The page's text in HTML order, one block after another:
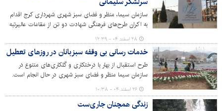
سازمان سیما، منظر و فضای سبز شهری شهرداری کرج اقدام
به اکران طرح‌های فرهنگی شهادت دو تن از مقامات عالیرتبه
امنیتی کشور شهیدان لاریجانی و سرلشکر سلیمانی (رحمة الله
علیهما) دبیر فقید شورای امنیت ملی و رئیس فقید سازمان
بسیج مستضعفین در شهر کرج کرده است.
۲۸ اسفند ۰۴ - ۱۲:۳۹
خدمات رسانی بی وقفه سبزبانان در روزهای تعطیل
طرح استقبال از بهار با درختکاری و گلکاری‌های متنوع در
سازمان سیما منظر و فضای سبز شهری در حال انجام است.
تیم‌های سبزبان در این پروژه عظیم شهری، با حفظ نظم و
کارایی بدون هیچ وقفه‌ای به انجام وظایف خود ادامه داده‌اند
و روند خدمات‌رسانی در این ایام متوقف نشده است.
۲۶ اسفند ۰۴ - ۱۰:۳۸
زندگی همچنان جاری‌ست